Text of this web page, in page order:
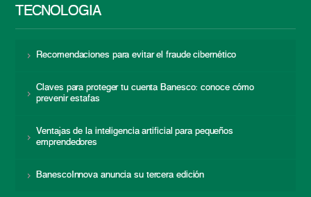
TECNOLOGÍA
Recomendaciones para evitar el fraude cibernético
Claves para proteger tu cuenta Banesco: conoce cómo
prevenir estafas
Ventajas de la inteligencia artificial para pequeños
emprendedores
BanescoInnova anuncia su tercera edición